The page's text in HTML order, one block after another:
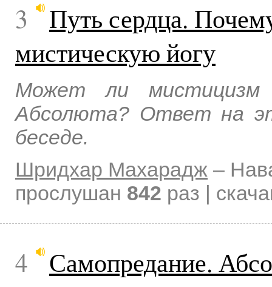
3
Путь сердца.
мистическую йогу
Может ли мистицизм
Абсолюта? Ответ на
беседе.
Шридхар Махарадж –
прослушан 842 раз |
4 Самопредание.